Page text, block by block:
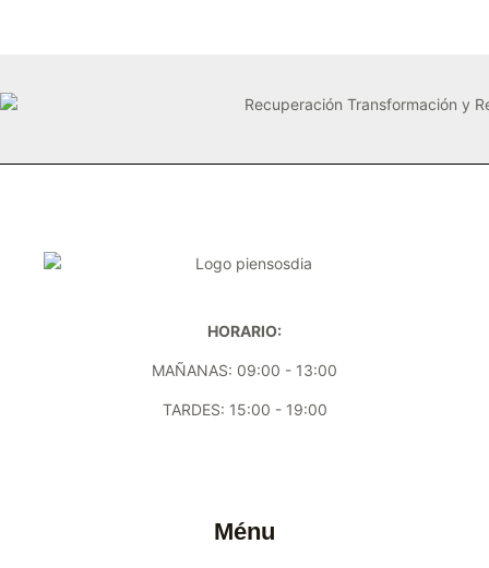
HORARIO:
MAÑANAS: 09:00 - 13:00
TARDES: 15:00 - 19:00
Ménu